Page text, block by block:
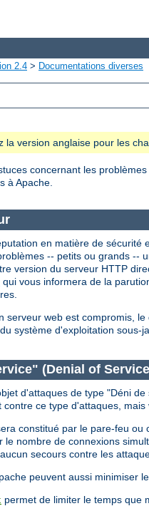
2.4 > Documentations diverses
version anglaise pour les
concernant les
à Apache.
en matière de
-- petits ou grands
version du serveur HTTP
qui vous informera de la
serveur web est compromis,
système d'exploitation
(Denial of
d'attaques de type "Déni
ce type d'attaques,
constitué par le pare-feu
nombre de connexions
secours contre les
peuvent aussi minimiser
permet de limiter le temps que